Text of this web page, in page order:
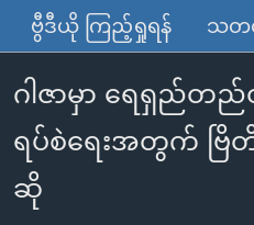
သည့်
Link
များ
ပင်မ
အကြောင်းအရာ
မြန်မာ
ကမ္ဘာ့သတင်းများ
နိုင်ငံတကာ
အမေရိကန်
တရုတ်
အစ္စရေး-ပါလက်စတိုင်း
ဗွီဒီယို
သတင်းလွတ်လပ်ခွင့်
ရပ်ဝန်းတခု လမ်းတခု အလွန်
အင်္ဂလိပ်စာလေ့လာမယ်
ဗွီဒီယို ကြည့်ရှုရန် သတင်
ဂါဇာမှာ ရေရှည်
ရပ်စဲရေးအတွက် ဗြိတိ
ဆို